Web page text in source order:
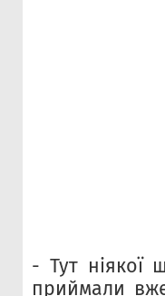
- Тут ніякої
приймали